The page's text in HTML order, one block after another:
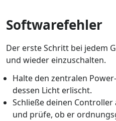
Softwarefehler
Der erste Schritt bei jedem
und wieder einzuschalten.
Halte den zentralen
dessen Licht erlischt.
Schließe deinen
und prüfe, ob er